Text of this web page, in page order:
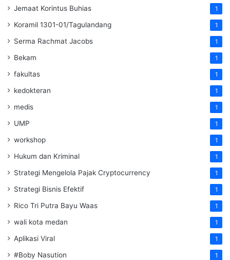
Jemaat Korintus Buhias 1
Koramil 1301-01/Tagulandang 1
Serma Rachmat Jacobs 1
Bekam 1
fakultas 1
kedokteran 1
medis 1
UMP 1
workshop 1
Hukum dan Kriminal 1
Strategi Mengelola Pajak Cryptocurrency 1
Strategi Bisnis Efektif 1
Rico Tri Putra Bayu Waas 1
wali kota medan 1
Aplikasi Viral 1
#Boby Nasution 1